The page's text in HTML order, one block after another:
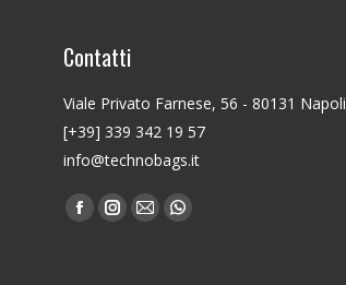
Contatti
Viale Privato Farnese, 56 - 80131 Napoli
[+39] 339 342 19 57
info@technobags.it
Find us on:
FacebookInstagram
MailWhatsapp